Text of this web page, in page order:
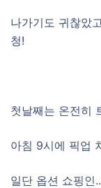
나가기도 귀찮았
청!
첫날째는 온전히
아침 9시에 픽업
일단 옵션 쇼핑인